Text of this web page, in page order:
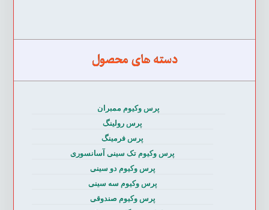
دسته های محصول
پرس وکیوم ممبران
پرس رولینگ
پرس فرمینگ
پرس وکیوم تک سینی آسانسوری
پرس وکیوم دو سینی
پرس وکیوم سه سینی
پرس وکیوم صندوقی